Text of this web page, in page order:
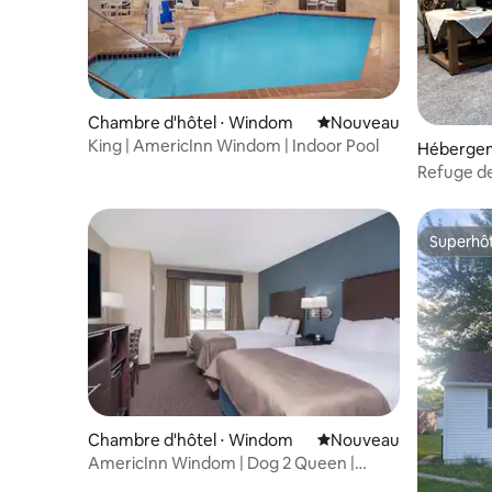
Chambre d'hôtel ⋅ Windom Nouvel hébergement
Nouveau
King | AmericInn Windom | Indoor Pool
e
Refuge
Chambre d'hôtel ⋅ Windom Nouvel hébergement
Nouveau
AmericInn Windom | Dog 2 Queen |